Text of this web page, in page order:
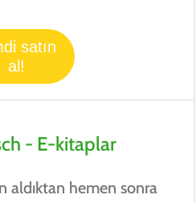
satın
al!
- E-kitaplar
aldıktan hemen sonra